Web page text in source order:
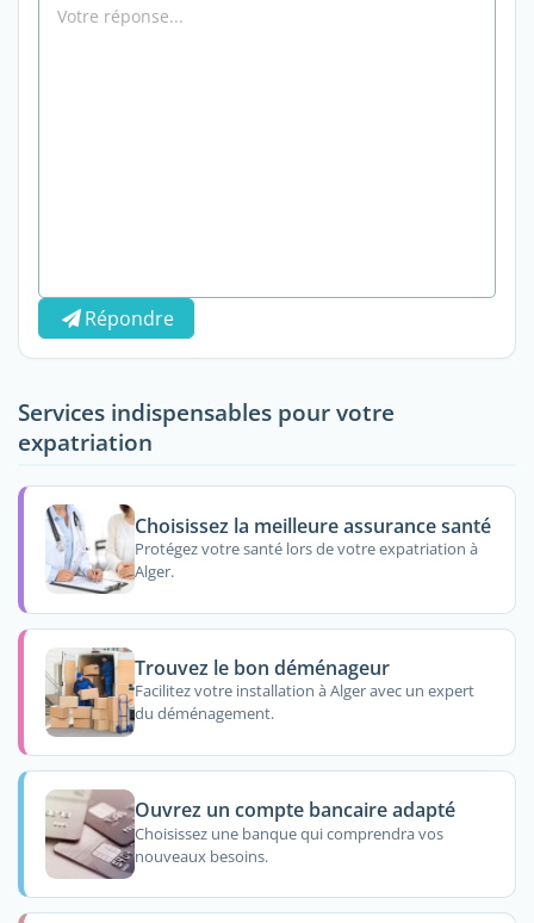
Répondre
Services indispensables pour votre
expatriation
Choisissez la meilleure assurance santé
Protégez votre santé lors de votre expatriation à
Alger.
Trouvez le bon déménageur
Facilitez votre installation à Alger avec un expert
du déménagement.
Ouvrez un compte bancaire adapté
Choisissez une banque qui comprendra vos
nouveaux besoins.